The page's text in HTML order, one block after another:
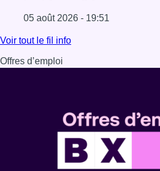
05 août 2026 - 19:51
Lire l'article Le siège bruxellois
Voir tout le fil info
Offres d’emploi